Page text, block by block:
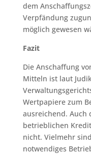
dem
Verpfändung
möglich gewesen
Fazit
Die Anschaffung
Mitteln ist laut
Wertpapiere zum
ausreichend. Auch
betrieblichen
nicht. Vielmehr
notwendiges